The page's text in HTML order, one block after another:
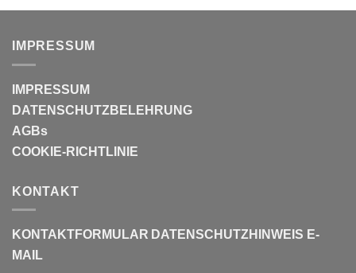
IMPRESSUM
IMPRESSUM
DATENSCHUTZBELEHRUNG
AGBs
COOKIE-RICHTLINIE
KONTAKT
KONTAKTFORMULAR DATENSCHUTZHINWEIS E-
MAIL